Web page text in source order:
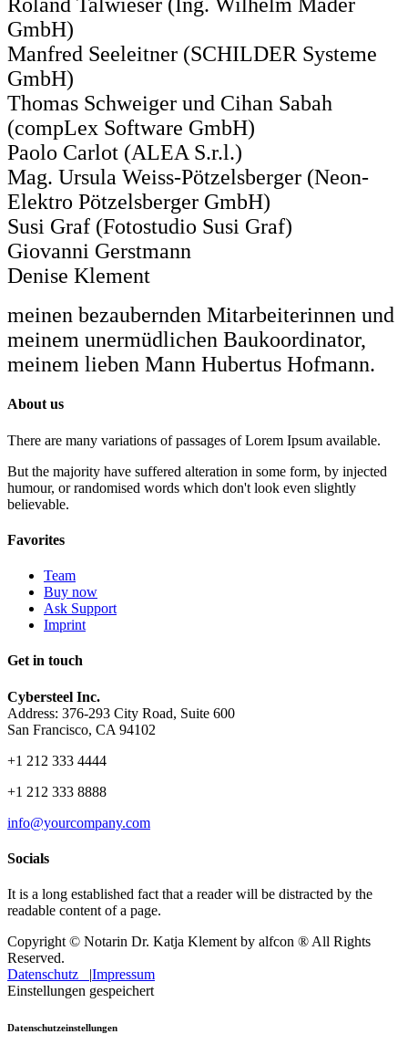
GmbH)
Manfred Seeleitner (SCHILDER Systeme
GmbH)
Thomas Schweiger und Cihan Sabah
(compLex Software GmbH)
Paolo Carlot (ALEA S.r.l.)
Mag. Ursula Weiss-Pötzelsberger (Neon-
Elektro Pötzelsberger GmbH)
Susi Graf (Fotostudio Susi Graf)
Giovanni Gerstmann
Denise Klement
meinen bezaubernden Mitarbeiterinnen und
meinem unermüdlichen Baukoordinator,
meinem lieben Mann Hubertus Hofmann.
About us
There are many variations of passages of Lorem Ipsum available.
But the majority have suffered alteration in some form, by injected
humour, or randomised words which don't look even slightly
believable.
Favorites
Team
Buy now
Ask Support
Imprint
Get in touch
Cybersteel Inc.
Address: 376-293 City Road, Suite 600
San Francisco, CA 94102
+1 212 333 4444
+1 212 333 8888
info@yourcompany.com
Socials
It is a long established fact that a reader will be distracted by the
readable content of a page.
Copyright © Notarin Dr. Katja Klement by alfcon ® All Rights
Reserved.
Datenschutz |Impressum
Einstellungen gespeichert
Datenschutzeinstellungen